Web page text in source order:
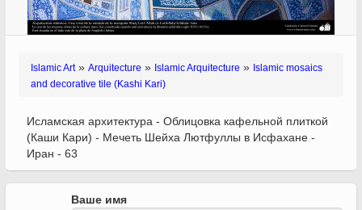
Islamic Art» Arquitecture » Islamic Arquitecture » Islamic mosaics
and decorative tile (Kashi Kari)
Исламская архитектура - Облицовка кафельной плиткой
(Каши Кари) - Мечеть Шейха Лютфуллы в Исфахане -
Иран - 63
Ваше имя